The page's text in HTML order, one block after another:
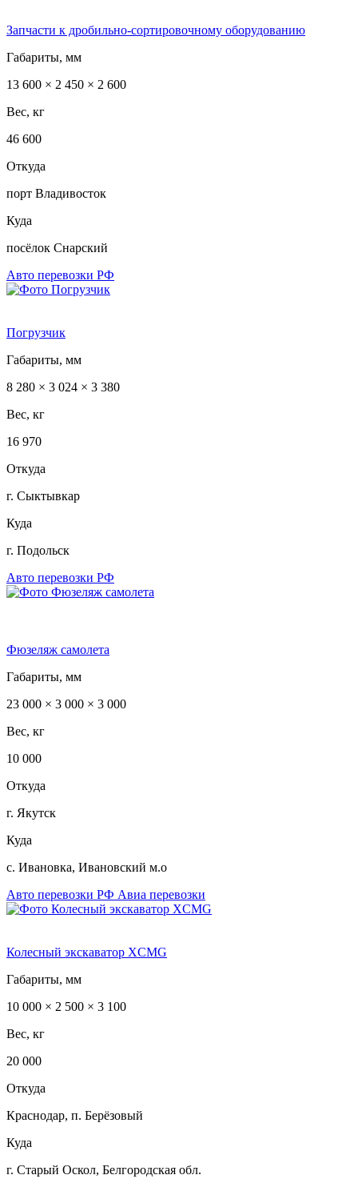
Запчасти к дробильно-сортировочному оборудованию
Габариты, мм
13 600 × 2 450 × 2 600
Вес, кг
46 600
Откуда
порт Владивосток
Куда
посёлок Снарский
Авто перевозки РФ
Погрузчик
Габариты, мм
8 280 × 3 024 × 3 380
Вес, кг
16 970
Откуда
г. Сыктывкар
Куда
г. Подольск
Авто перевозки РФ
Фюзеляж самолета
Габариты, мм
23 000 × 3 000 × 3 000
Вес, кг
10 000
Откуда
г. Якутск
Куда
с. Ивановка, Ивановский м.о
Авто перевозки РФ Авиа перевозки
Колесный экскаватор XCMG
Габариты, мм
10 000 × 2 500 × 3 100
Вес, кг
20 000
Откуда
Краснодар, п. Берёзовый
Куда
г. Старый Оскол, Белгородская обл.